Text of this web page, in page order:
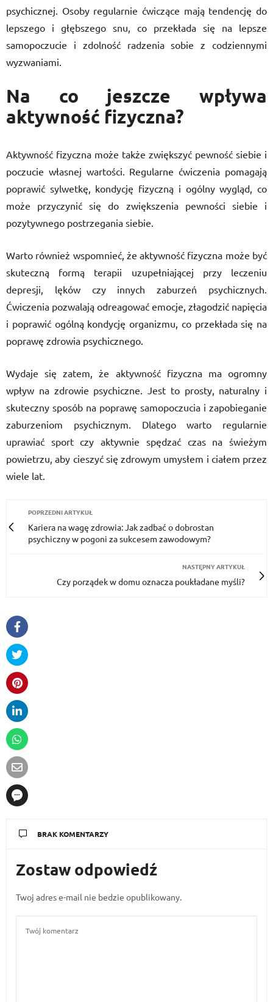
psychicznej. Osoby regularnie ćwiczące mają tendencję do
lepszego i głębszego snu, co przekłada się na lepsze
samopoczucie i zdolność radzenia sobie z codziennymi
wyzwaniami.
Na co jeszcze wpływa
aktywność fizyczna?
Aktywność fizyczna może także zwiększyć pewność siebie i
poczucie własnej wartości. Regularne ćwiczenia pomagają
poprawić sylwetkę, kondycję fizyczną i ogólny wygląd, co
może przyczynić się do zwiększenia pewności siebie i
pozytywnego postrzegania siebie.
Warto również wspomnieć, że aktywność fizyczna może być
skuteczną formą terapii uzupełniającej przy leczeniu
depresji, lęków czy innych zaburzeń psychicznych.
Ćwiczenia pozwalają odreagować emocje, złagodzić napięcia
i poprawić ogólną kondycję organizmu, co przekłada się na
poprawę zdrowia psychicznego.
Wydaje się zatem, że aktywność fizyczna ma ogromny
wpływ na zdrowie psychiczne. Jest to prosty, naturalny i
skuteczny sposób na poprawę samopoczucia i zapobieganie
zaburzeniom psychicznym. Dlatego warto regularnie
uprawiać sport czy aktywnie spędzać czas na świeżym
powietrzu, aby cieszyć się zdrowym umysłem i ciałem przez
wiele lat.
POPRZEDNI ARTYKUŁ
Kariera na wagę zdrowia: Jak zadbać o dobrostan
psychiczny w pogoni za sukcesem zawodowym?
NASTĘPNY ARTYKUŁ
Czy porządek w domu oznacza poukładane myśli?
BRAK KOMENTARZY
Zostaw odpowiedź
Twoj adres e-mail nie bedzie opublikowany.